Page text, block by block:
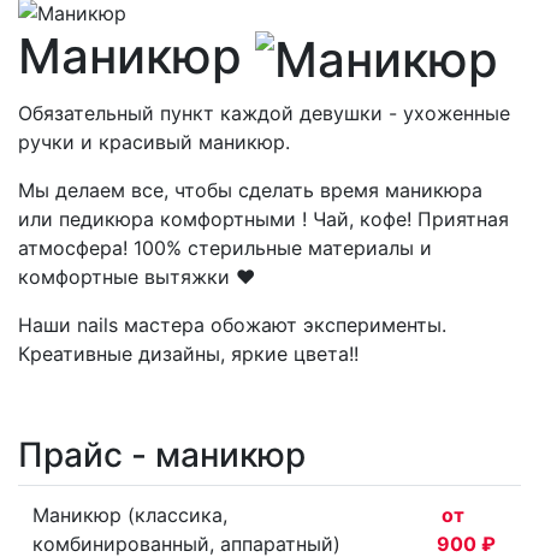
Маникюр
Обязательный пункт каждой девушки - ухоженные
ручки и красивый маникюр.
Мы делаем все, чтобы сделать время маникюра
или педикюра комфортными ! Чай, кофе! Приятная
атмосфера! 100% стерильные материалы и
комфортные вытяжки ❤️
Наши nails мастера обожают эксперименты.
Креативные дизайны, яркие цвета!!
Прайс - маникюр
Маникюр (классика,
комбинированный, аппаратный)
от
900 ₽